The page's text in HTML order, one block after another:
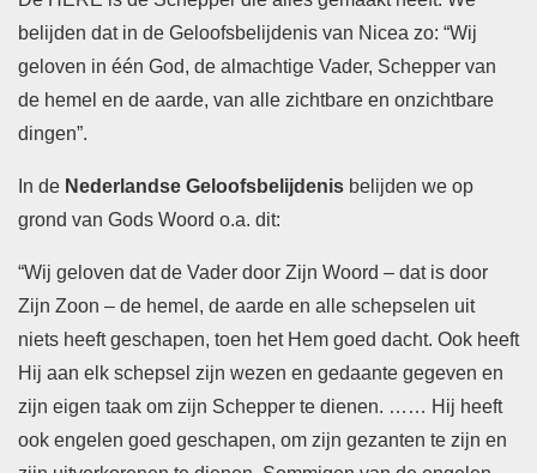
belijden dat in de Geloofsbelijdenis van Nicea zo: “Wij
geloven in één God, de almachtige Vader, Schepper van
de hemel en de aarde, van alle zichtbare en onzichtbare
dingen”.
In de Nederlandse Geloofsbelijdenis belijden we op
grond van Gods Woord o.a. dit:
“Wij geloven dat de Vader door Zijn Woord – dat is door
Zijn Zoon – de hemel, de aarde en alle schepselen uit
niets heeft geschapen, toen het Hem goed dacht. Ook heeft
Hij aan elk schepsel zijn wezen en gedaante gegeven en
zijn eigen taak om zijn Schepper te dienen. …… Hij heeft
ook engelen goed geschapen, om zijn gezanten te zijn en